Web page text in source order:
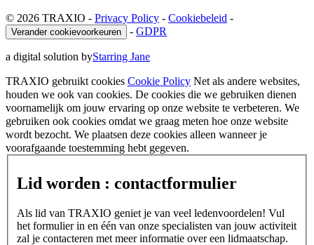
© 2026 TRAXIO - Privacy Policy - Cookiebeleid -
Verander cookievoorkeuren - GDPR
a digital solution byStarring Jane
TRAXIO gebruikt cookies Cookie Policy Net als andere websites,
houden we ook van cookies. De cookies die we gebruiken dienen
voornamelijk om jouw ervaring op onze website te verbeteren. We
gebruiken ook cookies omdat we graag meten hoe onze website
wordt bezocht. We plaatsen deze cookies alleen wanneer je
voorafgaande toestemming hebt gegeven.
Lid worden : contactformulier
Als lid van TRAXIO geniet je van veel ledenvoordelen! Vul
het formulier in en één van onze specialisten van jouw activiteit
zal je contacteren met meer informatie over een lidmaatschap.